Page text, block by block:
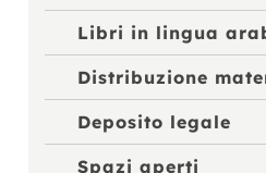
Libri in lingua
Distribuzione
Deposito legale
Spazi aperti